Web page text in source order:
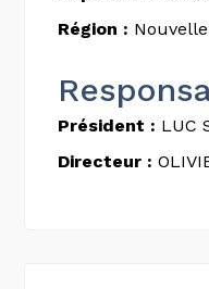
Région :
Président : LUC
Directeur :